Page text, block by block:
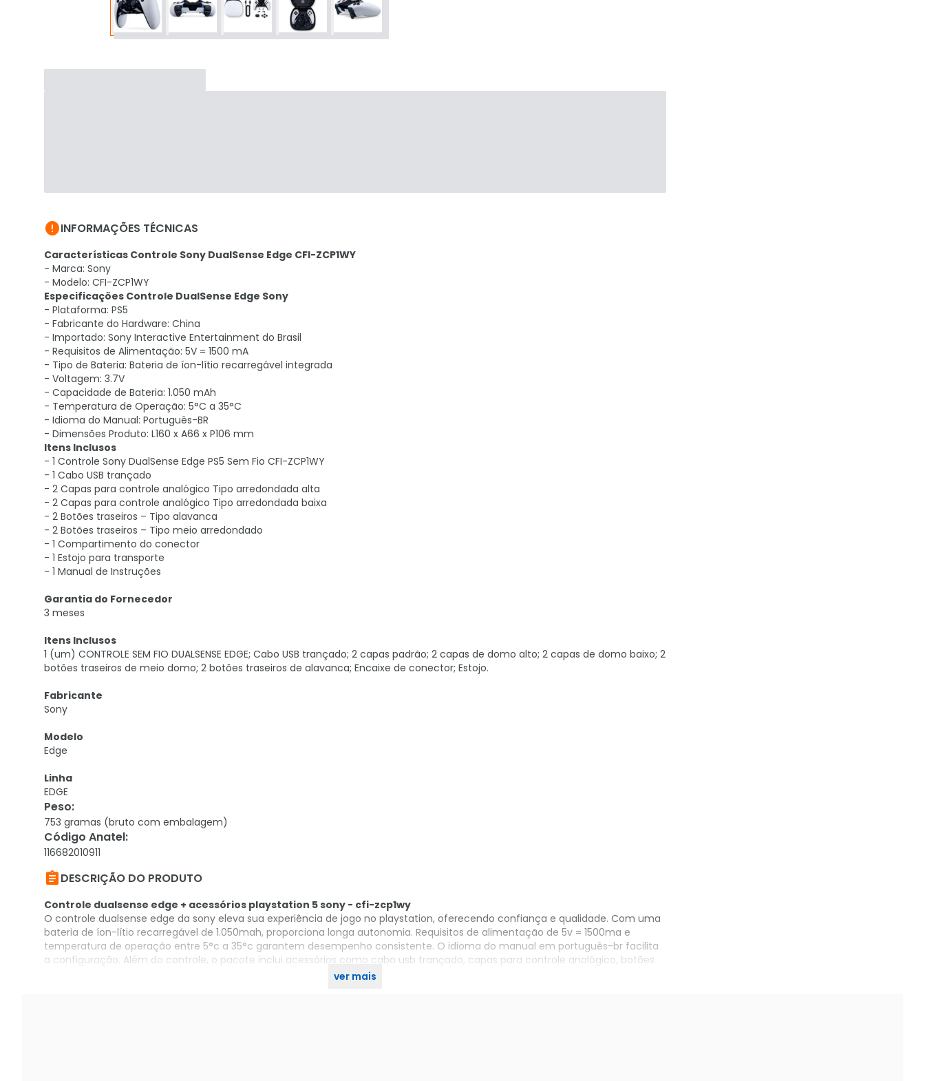
INFORMAÇÕES TÉCNICAS
Características Controle Sony DualSense Edge CFI-ZCP1WY
- Marca: Sony
- Modelo: CFI-ZCP1WY
Especificações Controle DualSense Edge Sony
- Plataforma: PS5
- Fabricante do Hardware: China
- Importado: Sony Interactive Entertainment do Brasil
- Requisitos de Alimentação: 5V = 1500 mA
- Tipo de Bateria: Bateria de íon-lítio recarregável integrada
- Voltagem: 3.7V
- Capacidade de Bateria: 1.050 mAh
- Temperatura de Operação: 5°C a 35°C
- Idioma do Manual: Português-BR
- Dimensões Produto: L160 x A66 x P106 mm
Itens Inclusos
- 1 Controle Sony DualSense Edge PS5 Sem Fio CFI-ZCP1WY
- 1 Cabo USB trançado
- 2 Capas para controle analógico Tipo arredondada alta
- 2 Capas para controle analógico Tipo arredondada baixa
- 2 Botões traseiros – Tipo alavanca
- 2 Botões traseiros – Tipo meio arredondado
- 1 Compartimento do conector
- 1 Estojo para transporte
- 1 Manual de Instruções
Garantia do Fornecedor
3 meses
Itens Inclusos
1 (um) CONTROLE SEM FIO DUALSENSE EDGE; Cabo USB trançado; 2 capas padrão; 2 capas de domo alto; 2 capas de domo baixo; 2
botões traseiros de meio domo; 2 botões traseiros de alavanca; Encaixe de conector; Estojo.
Fabricante
Sony
Modelo
Edge
Linha
EDGE
Peso:
753 gramas (bruto com embalagem)
Código Anatel:
116682010911
DESCRIÇÃO DO PRODUTO
Controle dualsense edge + acessórios playstation 5 sony - cfi-zcp1wy
O controle dualsense edge da sony eleva sua experiência de jogo no playstation, oferecendo confiança e qualidade. Com uma
bateria de íon-lítio recarregável de 1.050mah, proporciona longa autonomia. Requisitos de alimentação de 5v = 1500ma e
temperatura de operação entre 5°c a 35°c garantem desempenho consistente. O idioma do manual em português-br facilita
a configuração. Além do controle, o pacote inclui acessórios como cabo usb trançado, capas para controle analógico, botões
traseiros e um estojo para transporte. Com dimensões compactas, o dualsense edge oferece uma experiência completa e
ver mais